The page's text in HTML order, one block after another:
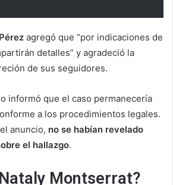
agregó que “por indicaciones de
detalles” y agradeció la
de sus seguidores.
informó que el caso permanecería
a los procedimientos legales.
anuncio, no se habían revelado
el hallazgo.
Montserrat?